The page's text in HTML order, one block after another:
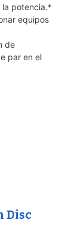
potencia.*
equipos
de
par en el
Disc